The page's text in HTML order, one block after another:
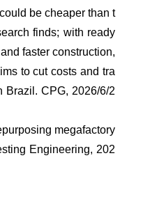
be cheaper than t
finds; with ready
faster construction,
to cut costs and tra
Brazil. CPG, 2026/6/2
megafactory
Engineering, 202